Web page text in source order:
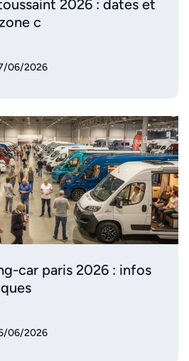
2026 : dates et
c
06/2026
car paris 2026 : infos
06/2026